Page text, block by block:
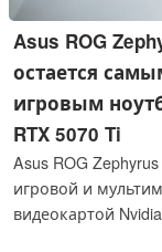
Asus ROG
остается
игровым
RTX 5070 Ti
Asus ROG
игровой и
видеокартой
преимущество